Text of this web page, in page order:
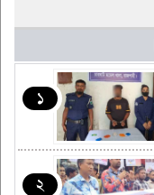
১
২